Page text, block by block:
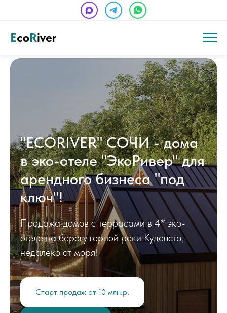
EcoRiver
"ECORIVER" СОЧИ - дома
в эко-отеле "ЭкоРивер" для
арендного бизнеса "под
ключ"!
Продажа домов с террасами в 4* эко-
отеле на берегу горной реки Кудепста,
недалеко от моря!
Старт продаж от 10 млн.р.